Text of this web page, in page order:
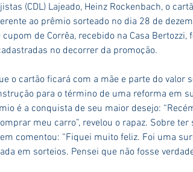
(CDL) Lajeado, Heinz Rockenbach, o
ao prêmio sorteado no dia 28 de
cupom de Corrêa, recebido na Casa
no decorrer da promoção.
o cartão ficará com a mãe e parte do valor
para o término de uma reforma em
é a conquista de seu maior desejo:
meu carro”, revelou o rapaz. Sobre
comentou: “Fiquei muito feliz. Foi uma
em sorteios. Pensei que não fosse